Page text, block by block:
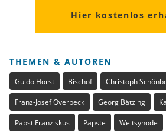
Hier kostenlos
THEMEN & AUTOREN
Guido Horst Bischof Christoph
Franz-Josef Overbeck Georg Bätzing
Papst Franziskus Päpste Weltsynode